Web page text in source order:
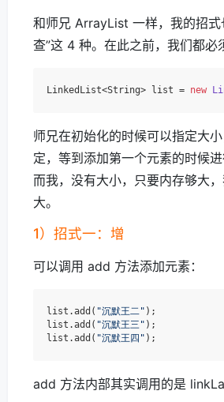
和师兄 ArrayList 一样，我的招式
查”这 4 种。在此之前，我们都必
LinkedList<String> list = new
师兄在初始化的时候可以指定大
定，等到添加第一个元素的时候进
而我，没有大小，只要内存够大
大。
1）招式一：增
可以调用 add 方法添加元素：
list.add( "沉默王二" );
list.add( "沉默王三" );
list.add( "沉默王四"
add 方法内部其实调用的是